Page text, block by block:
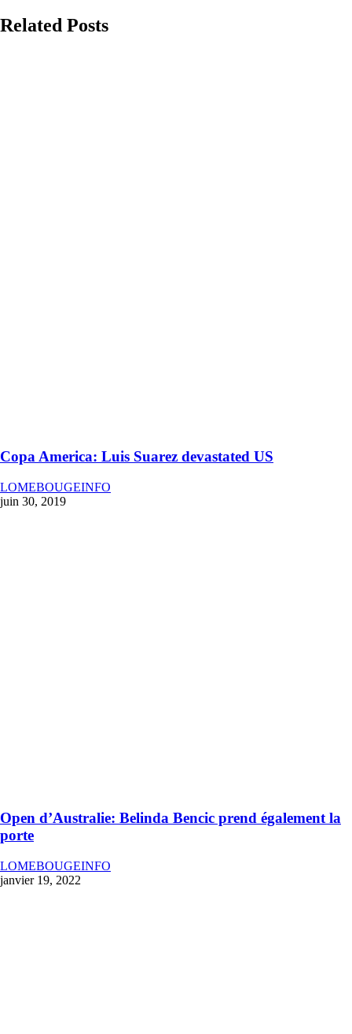
Related Posts
Copa America: Luis Suarez devastated US
LOMEBOUGEINFO
juin 30, 2019
Open d’Australie: Belinda Bencic prend également la
porte
LOMEBOUGEINFO
janvier 19, 2022